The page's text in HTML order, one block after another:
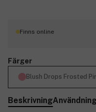
Finns online
Färger
Blush Drops Frosted
Beskrivning